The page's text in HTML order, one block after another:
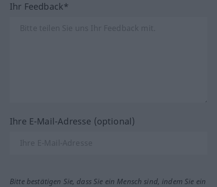
Ihr Feedback*
Ihre E-Mail-Adresse (optional)
Bitte bestätigen Sie, dass Sie ein Mensch sind, indem Sie ein